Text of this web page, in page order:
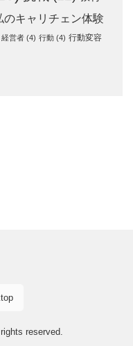
のキャリチェン体験
経営者 (4) 行動 (4) 行動変容
reserved.